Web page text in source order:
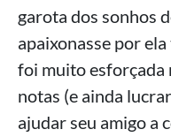
garota dos sonhos
apaixonasse por
foi muito esforçada
notas (e ainda
ajudar seu amigo a